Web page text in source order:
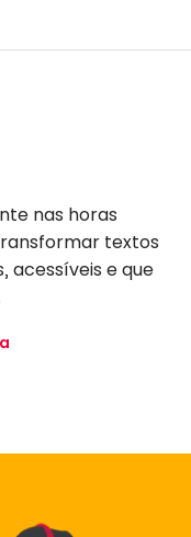
nas horas
textos
acessíveis e que